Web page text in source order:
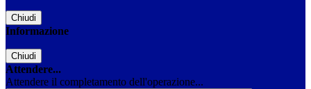
Chiudi
Informazione
Chiudi
Attendere...
Attendere il completamento dell'operazione...